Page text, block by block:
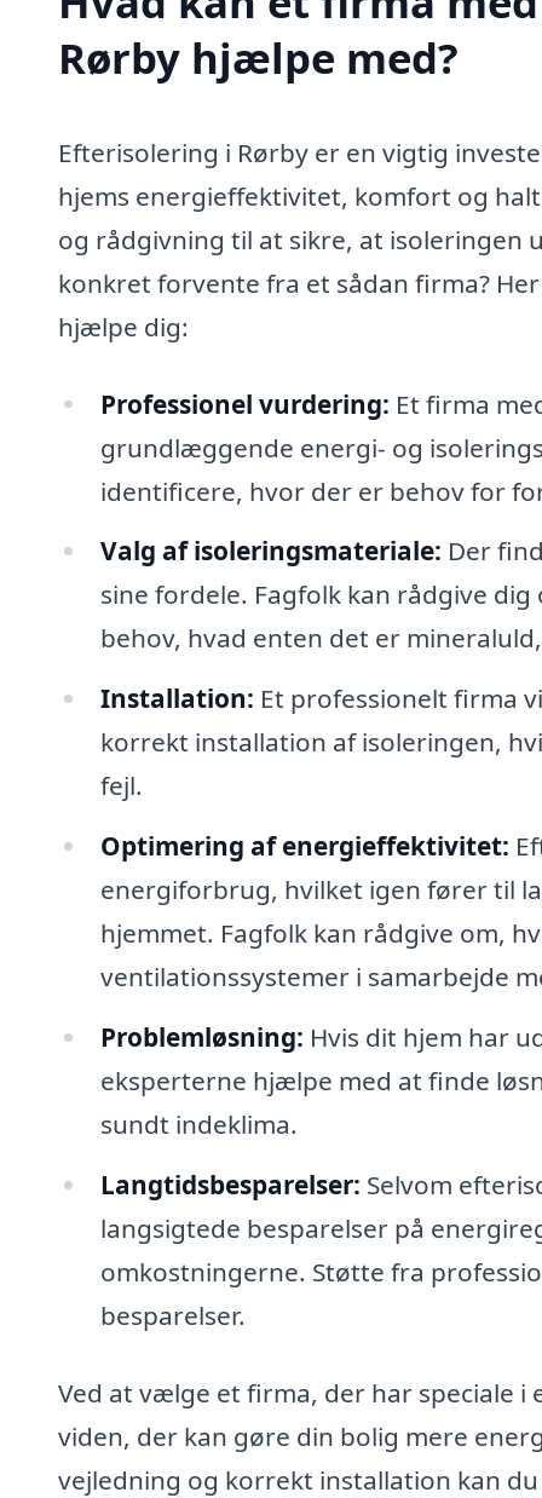
Rørby hjælpe med?
Efterisolering i Rørby er en vigtig
hjems energieffektivitet, komfort og
og rådgivning til at sikre, at isoleringen
konkret forvente fra et sådan firma?
hjælpe dig:
Professionel vurdering: Et firma
grundlæggende energi- og
identificere, hvor der er behov for
Valg af isoleringsmateriale: Der
sine fordele. Fagfolk kan rådgive
behov, hvad enten det er
Installation: Et professionelt firma
korrekt installation af isoleringen,
fejl.
Optimering af energieffektivitet:
energiforbrug, hvilket igen fører til
hjemmet. Fagfolk kan rådgive om,
ventilationssystemer i samarbejde
Problemløsning: Hvis dit hjem har
eksperterne hjælpe med at finde
sundt indeklima.
Langtidsbesparelser: Selvom
langsigtede besparelser på
omkostningerne. Støtte fra
besparelser.
Ved at vælge et firma, der har speciale
viden, der kan gøre din bolig mere
vejledning og korrekt installation kan